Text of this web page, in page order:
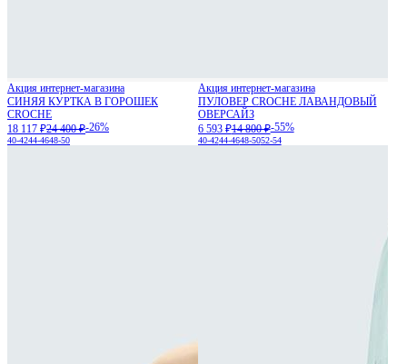
Акция интернет-магазина
СИНЯЯ КУРТКА В ГОРОШЕК
CROCHE
18 117 ₽24 400 ₽-26%
40-4244-4648-50
Акция интернет-магазина
ПУЛОВЕР CROCHE ЛАВАНДОВЫЙ
ОВЕРСАЙЗ
6 593 ₽14 800 ₽-55%
40-4244-4648-5052-54